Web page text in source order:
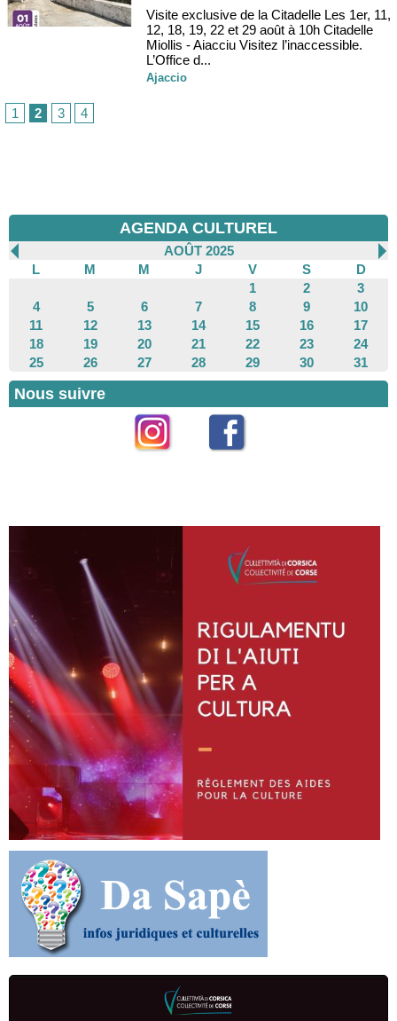
Visite exclusive de la Citadelle Les 1er, 11,
12, 18, 19, 22 et 29 août à 10h Citadelle
Miollis - Aiacciu Visitez l’inaccessible.
L’Office d...
Ajaccio
1 2 3 4
AGENDA CULTUREL
AOÛT 2025
L
M M J V S
D
1
2
3
4
5 6 7 8 9
10
11
12 13 14 15 16
17
18
19 20 21 22 23
24
25
26 27 28 29 30 31
Nous suivre